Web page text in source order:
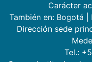
Carácter
También en: Bogotá
Dirección sede
Tel.: